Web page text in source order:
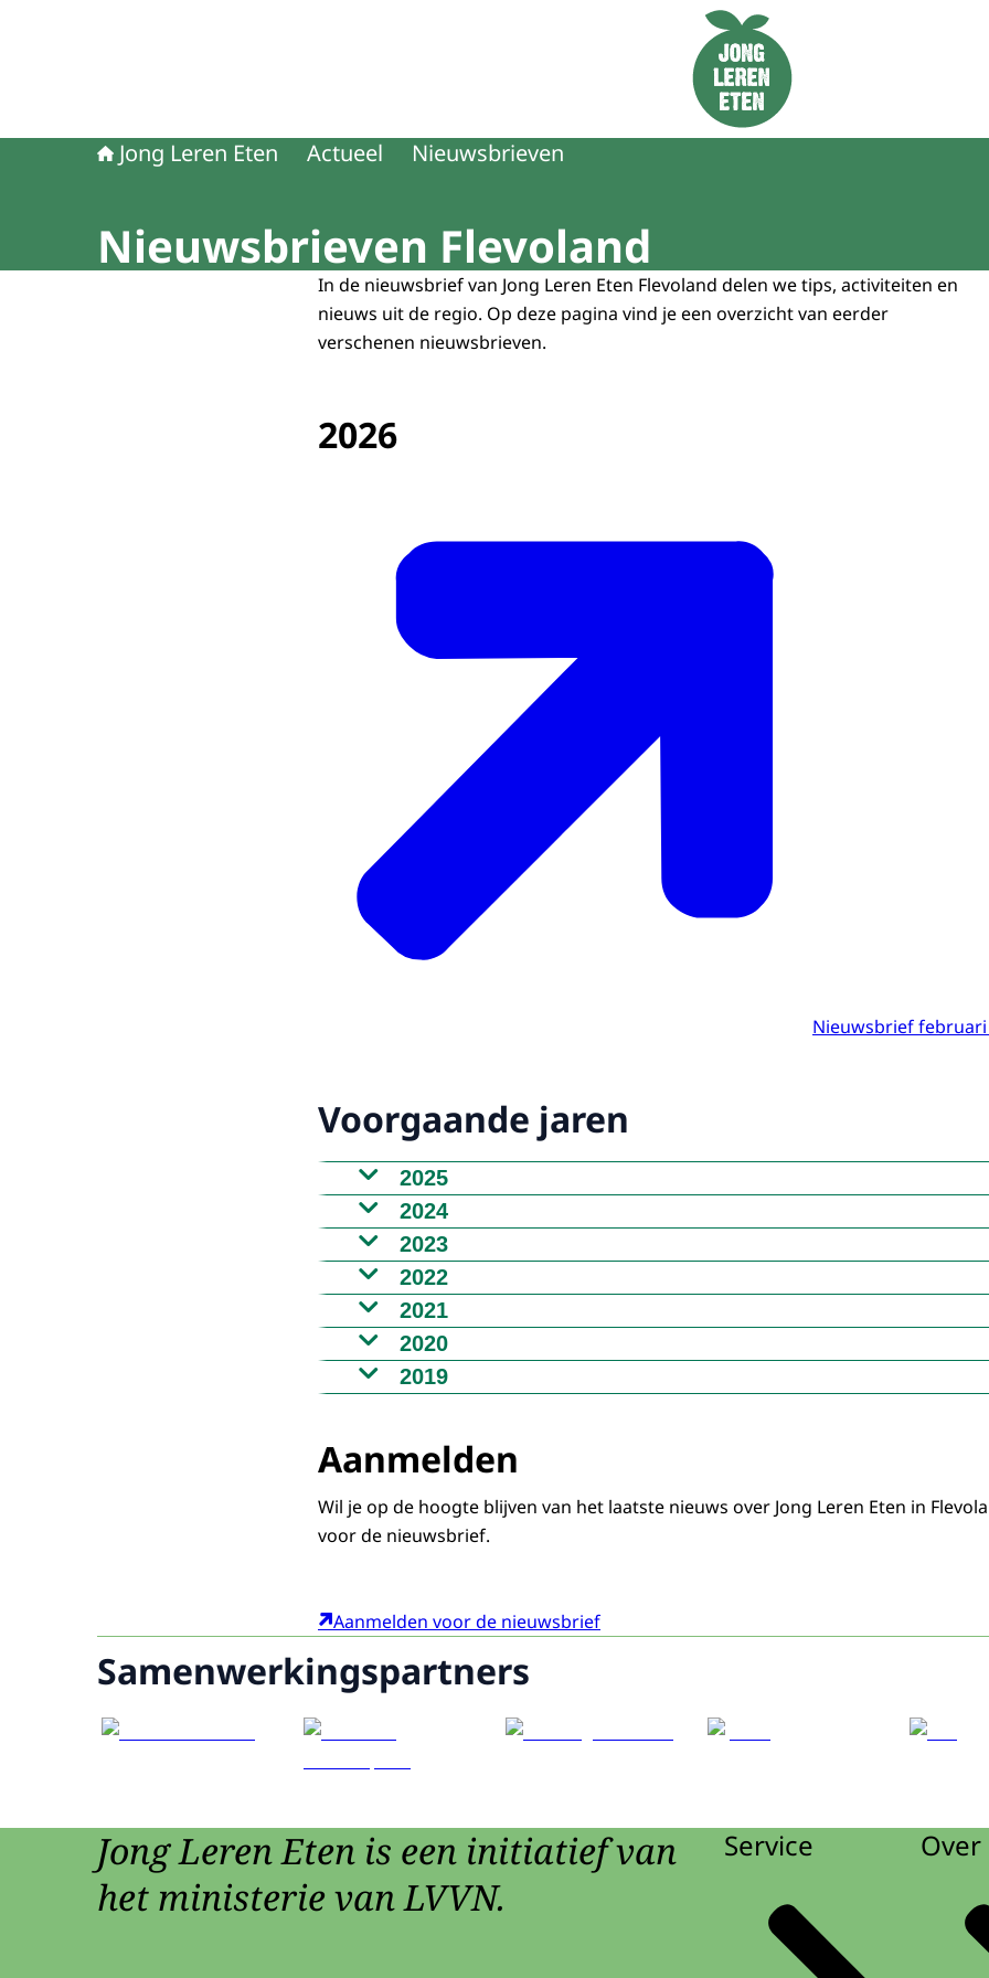
Naar de homepage van Jong Leren Eten
Jong Leren Eten Actueel Nieuwsbrieven
Nieuwsbrieven Flevoland
In de nieuwsbrief van Jong Leren Eten Flevoland delen we tips, activiteiten en
nieuws uit de regio. Op deze pagina vind je een overzicht van eerder
verschenen nieuwsbrieven.
2026
Nieuwsbrief februari
Voorgaande jaren
2025
2024
2023
2022
2021
2020
2019
Aanmelden
Wil je op de hoogte blijven van het laatste nieuws over Jong Leren Eten in
voor de nieuwsbrief.
Aanmelden voor de nieuwsbrief
Samenwerkingspartners
Jong Leren Eten is een initiatief van
het ministerie van LVVN.
Service